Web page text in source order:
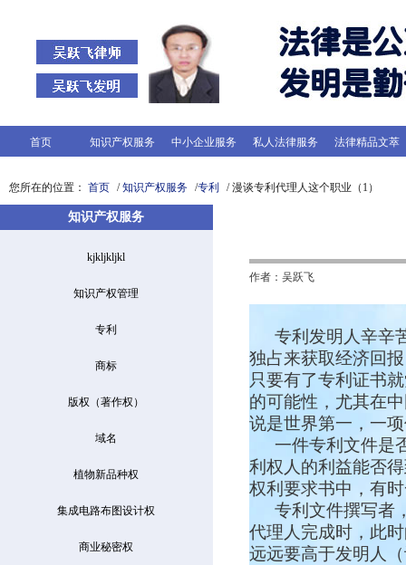
首页 知识产权服务 中小企业服务 私人法律服务 法律精品文萃
您所在的位置： 首页 /知识产权服务 /专利 / 漫谈专利代理人这个职业（1）
知识产权服务
kjkljkljkl
知识产权管理
专利
商标
版权（著作权）
域名
植物新品种权
集成电路布图设计权
商业秘密权
作者：吴跃飞
专利发明人辛辛
独占来获取经济回
只要有了专利证书
的可能性，尤其在
说是世界第一，一
一件专利文件是
利权人的利益能否
权利要求书中，有
专利文件撰写者
代理人完成时，此
远远要高于发明人